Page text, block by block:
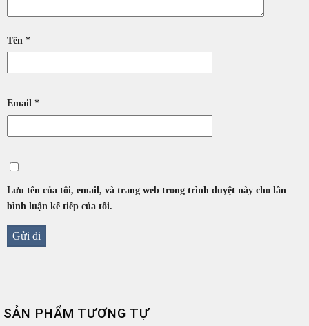
Tên *
Email *
Lưu tên của tôi, email, và trang web trong trình duyệt này cho lần
bình luận kế tiếp của tôi.
SẢN PHẨM TƯƠNG TỰ